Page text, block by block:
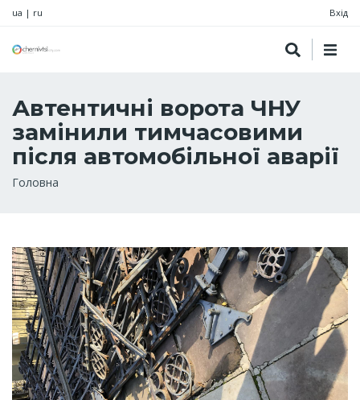
ua | ru Вхід
Автентичні ворота ЧНУ
замінили тимчасовими
після автомобільної аварії
Рядок
Головна